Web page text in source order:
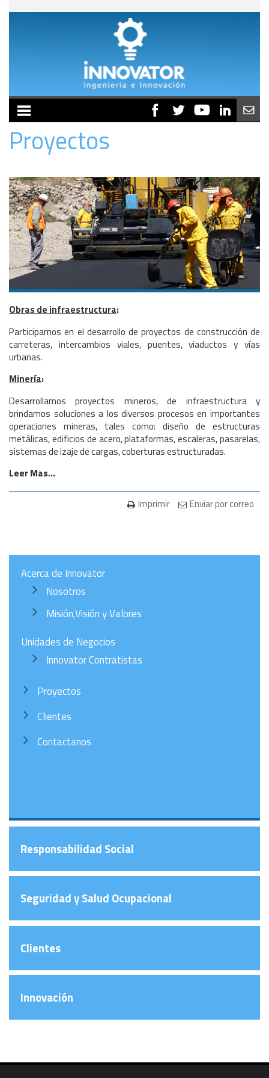
Proyectos
Obras de infraestructura:
Participamos en el desarrollo de proyectos de construcción de
carreteras, intercambios viales, puentes, viaductos y vías
urbanas.
Minería:
Desarrollamos proyectos mineros, de infraestructura y
brindamos soluciones a los diversos procesos en importantes
operaciones mineras, tales como: diseño de estructuras
metálicas, edificios de acero, plataformas, escaleras, pasarelas,
sistemas de izaje de cargas, coberturas estructuradas.
Leer Mas...
Imprimir Enviar por correo
Acerca de Innovator
Nosotros
Misión,Visión y Valores
Unidades de Negocios
Innovator Contratistas
Proyectos
Clientes
Contactanos
Responsabilidad Social
Seguridad y Salud Ocupacional
Clientes
Innovación